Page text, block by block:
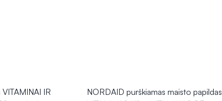
IR
NORDAID purškiamas maisto papildas